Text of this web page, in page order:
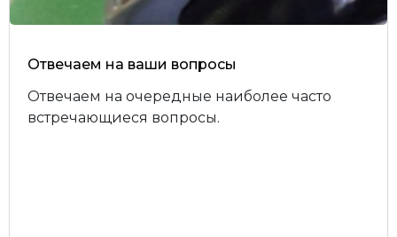
Отвечаем на ваши вопросы
Отвечаем на очередные наиболее часто
встречающиеся вопросы.